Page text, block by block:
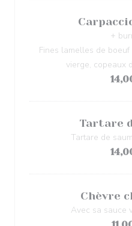
+
Fines lamelles de boeuf
vierge, copeaux
Tartare
Tartare de
Chèvre
Avec sa sauce